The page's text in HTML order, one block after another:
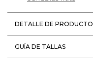
DETALLE DE PRODUCTO
GUÍA DE TALLAS